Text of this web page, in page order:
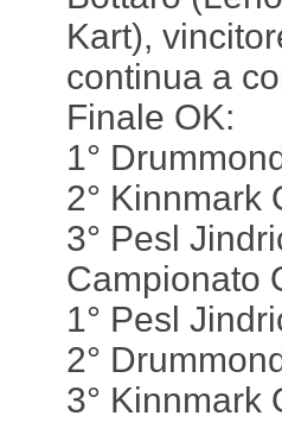
Kart),
continua a
Finale OK:
1°
2° Kinnmark
3° Pesl
Campionato
1° Pesl
2°
3° Kinnmark